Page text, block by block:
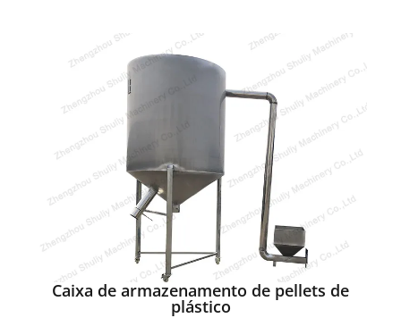
Caixa de armazenamento de pellets de
plástico